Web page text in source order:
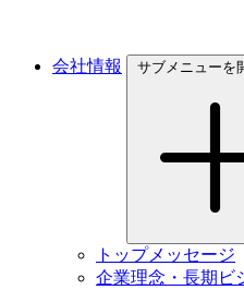
会社情報 サブメニューを
トップメッセージ
企業理念・長期ビ